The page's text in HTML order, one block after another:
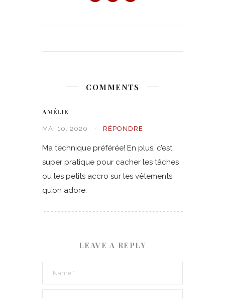
COMMENTS
AMÉLIE
MAI 10, 2020 RÉPONDRE
Ma technique préférée! En plus, c’est
super pratique pour cacher les tâches
ou les petits accro sur les vêtements
qu’on adore.
LEAVE A REPLY